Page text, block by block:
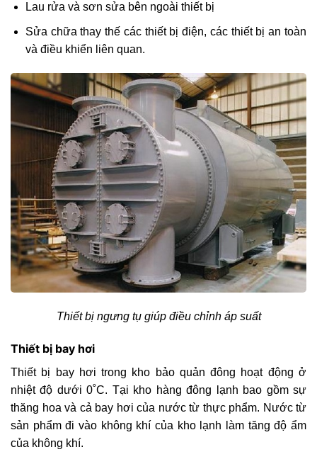
Lau rửa và sơn sửa bên ngoài thiết bị
Sửa chữa thay thế các thiết bị điện, các thiết bị an toàn
và điều khiển liên quan.
Thiết bị ngưng tụ giúp điều chỉnh áp suất
Thiết bị bay hơi
Thiết bị bay hơi trong kho bảo quản đông hoạt động ở
nhiệt độ dưới 0˚C. Tại kho hàng đông lạnh bao gồm sự
thăng hoa và cả bay hơi của nước từ thực phẩm. Nước từ
sản phẩm đi vào không khí của kho lạnh làm tăng độ ẩm
của không khí.